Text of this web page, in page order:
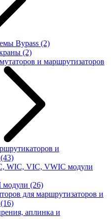
Bypass (2)
(2)
и маршрутизаторов
и
(43)
WIC, VIC, VWIC модули
модули (26)
для маршрутизаторов и
(16)
аплинка и